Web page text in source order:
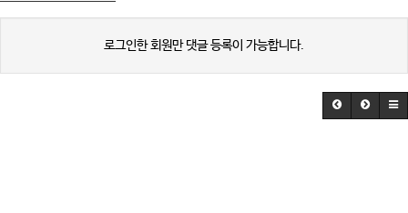
로그인한 회원만 댓글 등록이 가능합니다.